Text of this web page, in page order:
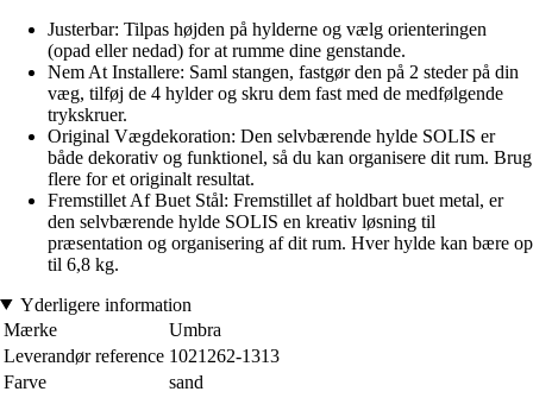
Justerbar: Tilpas højden på hylderne og vælg orienteringen
(opad eller nedad) for at rumme dine genstande.
Nem At Installere: Saml stangen, fastgør den på 2 steder på din
væg, tilføj de 4 hylder og skru dem fast med de medfølgende
trykskruer.
Original Vægdekoration: Den selvbærende hylde SOLIS er
både dekorativ og funktionel, så du kan organisere dit rum. Brug
flere for et originalt resultat.
Fremstillet Af Buet Stål: Fremstillet af holdbart buet metal, er
den selvbærende hylde SOLIS en kreativ løsning til
præsentation og organisering af dit rum. Hver hylde kan bære op
til 6,8 kg.
Yderligere information
Mærke
Umbra
Leverandør reference 1021262-1313
Farve
sand